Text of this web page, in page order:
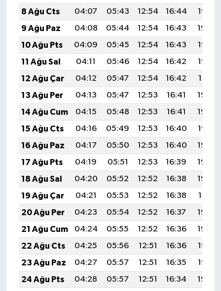
8 Ağu Cts
04:07 05:43 12:54 16:44
19:55
9 Ağu Paz
04:08 05:44 12:54 16:43
19:54
10 Ağu Pts
04:09 05:45 12:54 16:43
19:53
11 Ağu Sal
04:11 05:46 12:54 16:42
19:52
12 Ağu Çar
04:12 05:47 12:54 16:42
19:51
13 Ağu Per
04:13 05:47 12:53 16:41
19:49
14 Ağu Cum
04:15 05:48 12:53 16:41
19:48
15 Ağu Cts
04:16 05:49 12:53 16:40
19:47
16 Ağu Paz
04:17 05:50 12:53 16:40
19:45
17 Ağu Pts
04:19 05:51 12:53 16:39
19:44
18 Ağu Sal
04:20 05:52 12:52 16:38
19:43
19 Ağu Çar
04:21 05:53 12:52 16:38
19:41
20 Ağu Per
04:23 05:54 12:52 16:37
19:40
21 Ağu Cum
04:24 05:55 12:52 16:36
19:39
22 Ağu Cts
04:25 05:56 12:51 16:36
19:37
23 Ağu Paz
04:27 05:57 12:51 16:35
19:36
24 Ağu Pts
04:28 05:57 12:51 16:34
19:34